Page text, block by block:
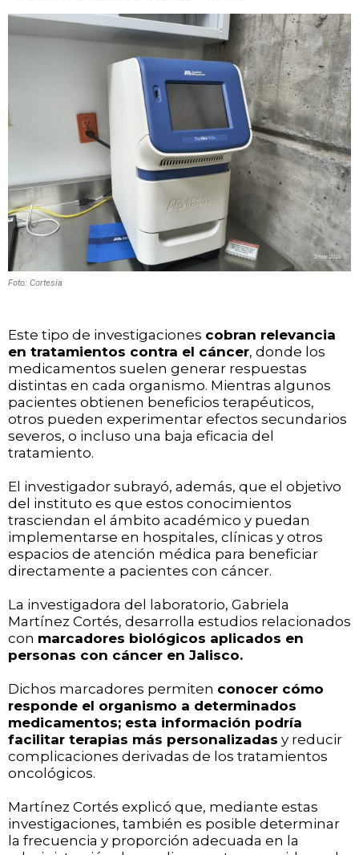
Foto: Cortesía
Este tipo de investigaciones cobran relevancia
en tratamientos contra el cáncer, donde los
medicamentos suelen generar respuestas
distintas en cada organismo. Mientras algunos
pacientes obtienen beneficios terapéuticos,
otros pueden experimentar efectos secundarios
severos, o incluso una baja eficacia del
tratamiento.
El investigador subrayó, además, que el objetivo
del instituto es que estos conocimientos
trasciendan el ámbito académico y puedan
implementarse en hospitales, clínicas y otros
espacios de atención médica para beneficiar
directamente a pacientes con cáncer.
La investigadora del laboratorio, Gabriela
Martínez Cortés, desarrolla estudios relacionados
con marcadores biológicos aplicados en
personas con cáncer en Jalisco.
Dichos marcadores permiten conocer cómo
responde el organismo a determinados
medicamentos; esta información podría
facilitar terapias más personalizadas y reducir
complicaciones derivadas de los tratamientos
oncológicos.
Martínez Cortés explicó que, mediante estas
investigaciones, también es posible determinar
la frecuencia y proporción adecuada en la